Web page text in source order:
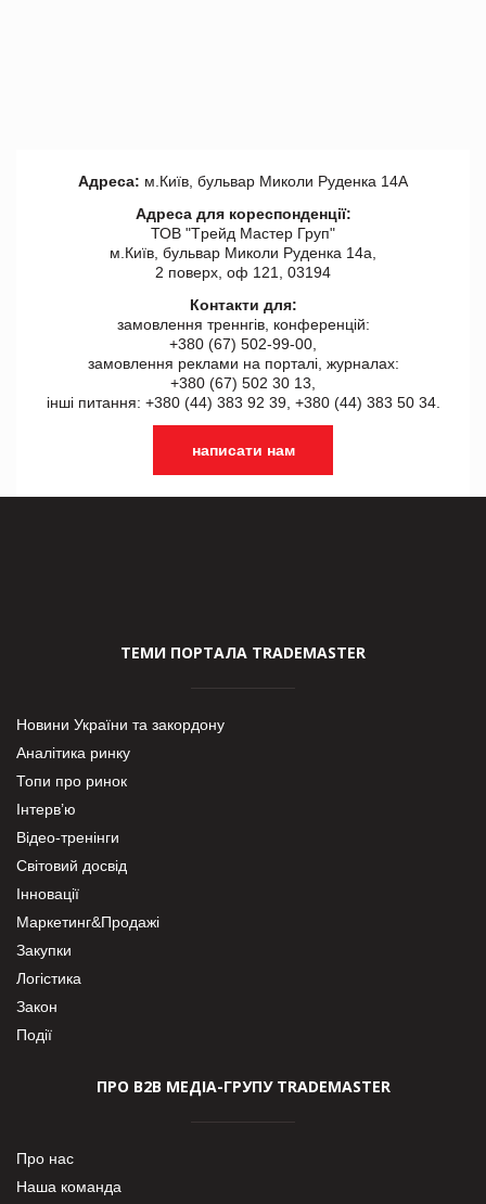
Адреса: м.Київ, бульвар Миколи Руденка 14А
Адреса для кореспонденції:
ТОВ "Tрейд Мастер Груп"
м.Київ, бульвар Миколи Руденка 14а,
2 поверх, оф 121, 03194
Контакти для:
замовлення треннгів, конференцій:
+380 (67) 502-99-00,
замовлення реклами на порталі, журналах:
+380 (67) 502 30 13,
інші питання: +380 (44) 383 92 39, +380 (44) 383 50 34.
написати нам
ТЕМИ ПОРТАЛА TRADEMASTER
Новини України та закордону
Аналітика ринку
Топи про ринок
Інтерв’ю
Відео-тренінги
Світовий досвід
Інновації
Маркетинг&Продажі
Закупки
Логістика
Закон
Події
ПРО В2В МЕДІА-ГРУПУ TRADEMASTER
Про нас
Наша команда